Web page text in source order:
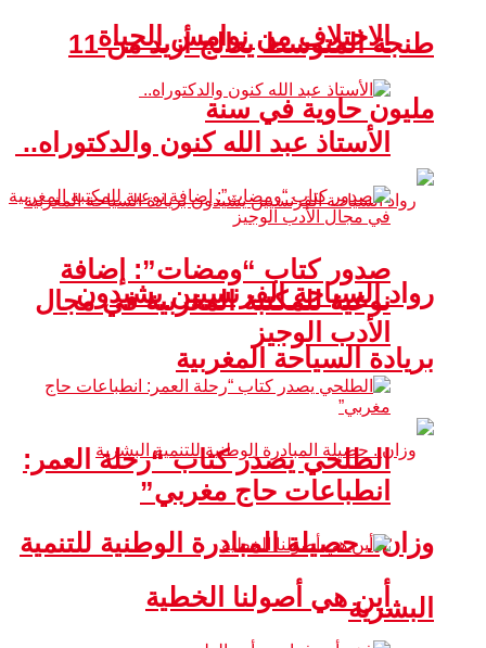
طنجة المتوسط يعالج أزيد من 11
مليون حاوية في سنة
رواد السياحة الفرنسيين يشيدون
بريادة السياحة المغربية
وزان.. حصيلة المبادرة الوطنية للتنمية
البشرية
الاختلاف من نوامس الحياة
الأستاذ عبد الله كنون والدكتوراه..
صدور كتاب “ومضات”: إضافة
نوعية للمكتبة المغربية في مجال
الأدب الوجيز
الطلحي يصدر كتاب “رحلة العمر:
انطباعات حاج مغربي”
أين هي أصولنا الخطية